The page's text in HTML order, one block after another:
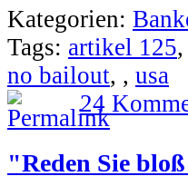
Kategorien:
Tags: artikel 125,
no bailout, , usa
24
"Reden Sie